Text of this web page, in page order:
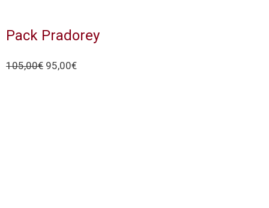
Pack Pradorey
105,00€ 95,00€